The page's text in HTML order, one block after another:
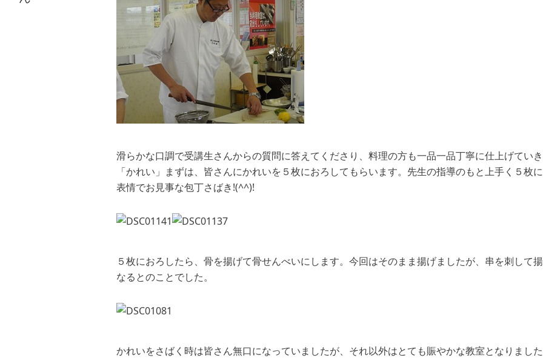
滑らかな口調で受講生さんからの質問に答えてくださり、料理の方も一品一品丁寧に仕上げてい
「かれい」まずは、皆さんにかれいを５枚におろしてもらいます。先生の指導のもと上手く５枚
表情でお見事な包丁さばき!(^^)!
５枚におろしたら、骨を揚げて骨せんべいにします。今回はそのまま揚げましたが、串を刺して
なるとのことでした。
かれいをさばく時は皆さん無口になっていましたが、それ以外はとても賑やかな教室となりました